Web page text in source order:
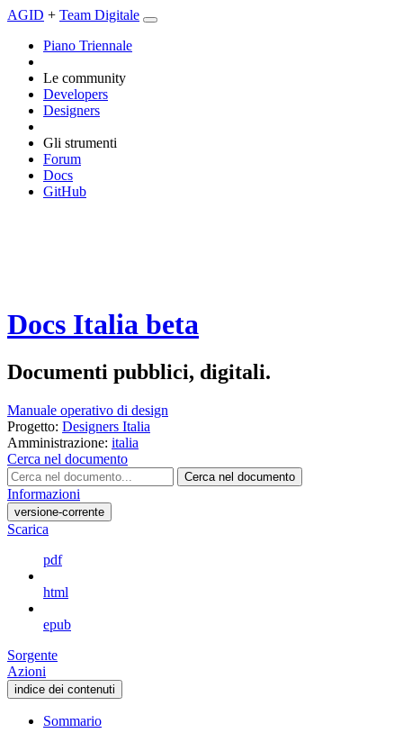
AGID + Team Digitale
Piano Triennale
Le community
Developers
Designers
Gli strumenti
Forum
Docs
GitHub
Docs Italia beta
Documenti pubblici, digitali.
Manuale operativo di design
Progetto: Designers Italia
Amministrazione: italia
Cerca nel documento
Cerca nel documento
Informazioni
versione-corrente
Scarica
pdf
html
epub
Sorgente
Azioni
indice dei contenuti
Sommario